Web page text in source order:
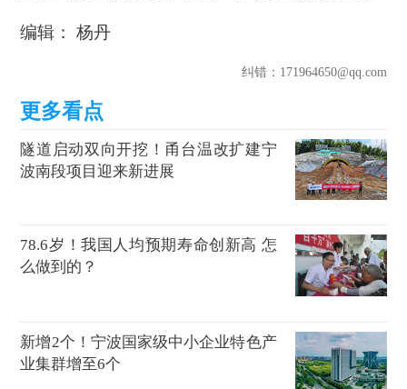
编辑： 杨丹
纠错：171964650@qq.com
隧道启动双向开挖！甬台温改扩建宁
波南段项目迎来新进展
78.6岁！我国人均预期寿命创新高 怎
么做到的？
新增2个！宁波国家级中小企业特色产
业集群增至6个